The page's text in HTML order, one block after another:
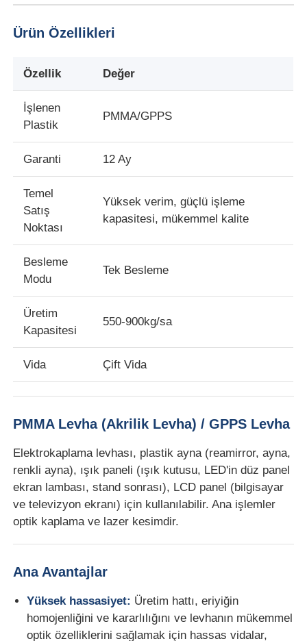
Evde
Ürün
Hakkımızda
Kalite Kontrol
Bizimle İletişim
Haberler
Davalar
Pet plaka ekstrüzyon hattı
Ürün Özellikleri
Özellik Değer
İşlenen
Plastik
PMMA/GPPS
Garanti 12 Ay
Temel
Satış
Noktası
Yüksek verim, güçlü işleme
kapasitesi, mükemmel kalite
Besleme
Modu
Tek Besleme
Üretim
Kapasitesi
550-900kg/sa
Vida Çift Vida
PMMA Levha (Akrilik Levha) / GPPS Levha
Elektrokaplama levhası, plastik ayna (reamirror, ayna,
renkli ayna), ışık paneli (ışık kutusu, LED'in düz panel
ekran lambası, stand sonrası), LCD panel (bilgisayar
ve televizyon ekranı) için kullanılabilir. Ana işlemler
optik kaplama ve lazer kesimdir.
Ana Avantajlar
Yüksek hassasiyet: Üretim hattı, eriyiğin
homojenliğini ve kararlılığını ve levhanın mükemmel
optik özelliklerini sağlamak için hassas vidalar,